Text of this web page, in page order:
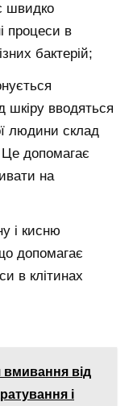
швидко
процеси в
бактерій;
шкіру вводяться
людини склад
Це допомагає
на
і кисню
допомагає
в клітинах
вмивання від
і